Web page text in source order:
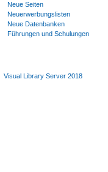
Neue Seiten
Neuerwerbungslisten
Neue Datenbanken
Führungen und Schulungen
Visual Library Server 2018